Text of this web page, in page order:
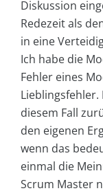
Diskussion
Redezeit als
in eine
Ich habe die
Fehler eines
Lieblingsfehler.
diesem Fall
den eigenen
wenn das
einmal die
Scrum Master